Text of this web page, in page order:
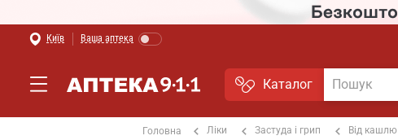
Київ Ваша аптека
Каталог
Головна Ліки Застуда і грип Від кашлю